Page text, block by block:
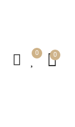
0 0